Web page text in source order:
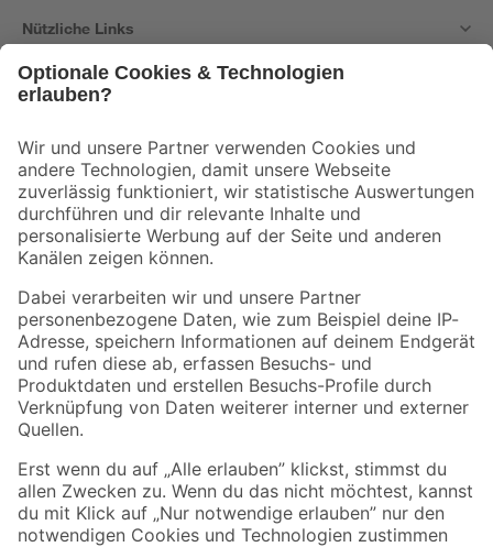
Nützliche Links
Der toom Newsletter: Keine Angebote und Aktionen mehr verpassen!
Zur Newsletter Anmeldung
Folge uns
Zahlungsarten Versandarten
Sicher einkaufen
Jetzt die toom-App herunterladen